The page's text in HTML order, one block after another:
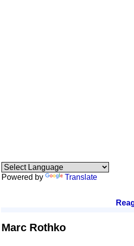
Powered by Translate
Marc Rothko